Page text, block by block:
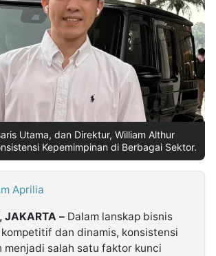
Utama, dan Direktur, William Althur
Kepemimpinan di Berbagai Sektor.
Aprilia
JAKARTA – Dalam lanskap bisnis
dan dinamis, konsistensi
menjadi salah satu faktor kunci